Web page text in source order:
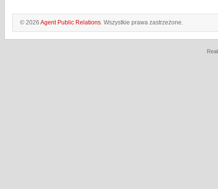
© 2026 Agent Public Relations. Wszystkie prawa zastrzeżone.